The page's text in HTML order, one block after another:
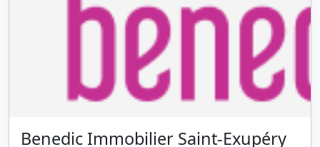
Benedic Immobilier Saint-Exupéry